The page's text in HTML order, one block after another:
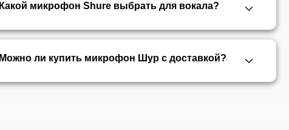
Какой микрофон Shure выбрать для вокала?
Можно ли купить микрофон Шур с доставкой?